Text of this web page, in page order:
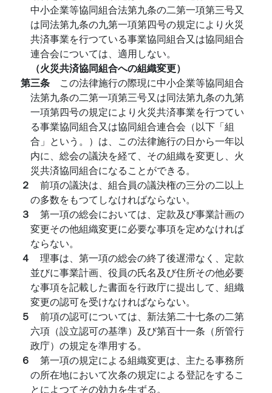
中小企業等協同組合法第九条の二第一項第三号又
は同法第九条の九第一項第四号の規定により火災
共済事業を行つている事業協同組合又は協同組合
連合会については、適用しない。
（火災共済協同組合への組織変更）
第三条 この法律施行の際現に中小企業等協同組合
法第九条の二第一項第三号又は同法第九条の九第
一項第四号の規定により火災共済事業を行つてい
る事業協同組合又は協同組合連合会（以下「組
合」という。）は、この法律施行の日から一年以
内に、総会の議決を経て、その組織を変更し、火
災共済協同組合になることができる。
２ 前項の議決は、組合員の議決権の三分の二以上
の多数をもつてしなければならない。
３ 第一項の総会においては、定款及び事業計画の
変更その他組織変更に必要な事項を定めなければ
ならない。
４ 理事は、第一項の総会の終了後遅滞なく、定款
並びに事業計画、役員の氏名及び住所その他必要
な事項を記載した書面を行政庁に提出して、組織
変更の認可を受けなければならない。
５ 前項の認可については、新法第二十七条の二第
六項（設立認可の基準）及び第百十一条（所管行
政庁）の規定を準用する。
６ 第一項の規定による組織変更は、主たる事務所
の所在地において次条の規定による登記をするこ
とによつてその効力を生ずる。